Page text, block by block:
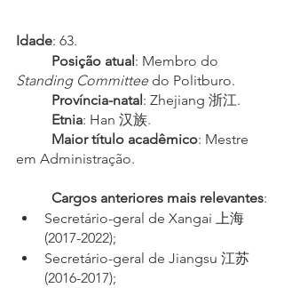
Idade: 63.
Posição atual : Membro do
Standing Committee do Politburo.
Província-natal : Zhejiang 浙江.
Etnia: Han 汉族.
Maior título acadêmico: Mestre
em Administração.
Cargos anteriores mais relevantes:
Secretário-geral de Xangai 上海
(2017-2022);
Secretário-geral de Jiangsu 江苏
(2016-2017);